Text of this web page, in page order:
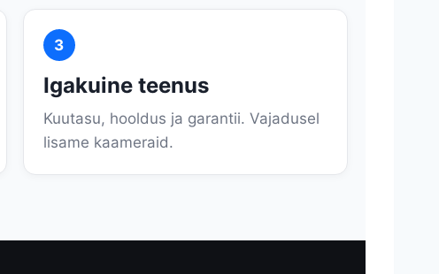
3
Igakuine teenus
Kuutasu, hooldus ja garantii. Vajadusel
lisame kaameraid.